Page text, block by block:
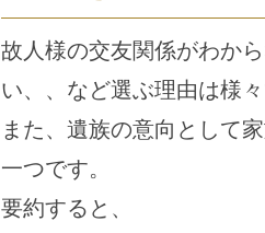
故人様の交友関係がわか
い、、など選ぶ理由は様々
また、遺族の意向として
一つです。
要約すると、